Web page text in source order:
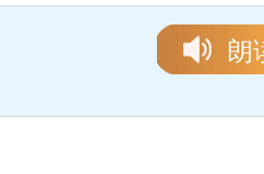
朗